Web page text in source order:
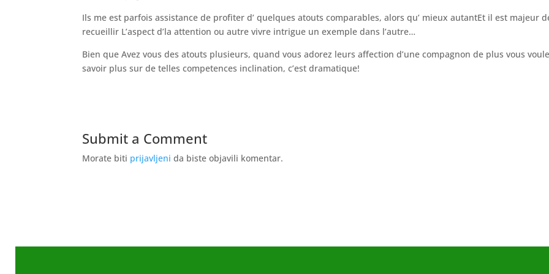
Ils me est parfois assistance de profiter d’ quelques atouts comparables, alors qu’ mieux autantEt il est majeur
recueillir L’aspect d’la attention ou autre vivre intrigue un exemple dans l’autre…
Bien que Avez vous des atouts plusieurs, quand vous adorez leurs affection d’une compagnon de plus vous
savoir plus sur de telles competences inclination, c’est dramatique!
Submit a Comment
Morate biti prijavljeni da biste objavili komentar.